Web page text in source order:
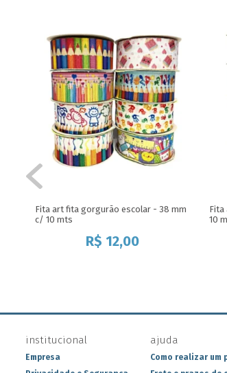
Fita art fita gorgurão escolar - 38 mm
c/ 10 mts
R$ 12,00
Fita
10
institucional
Empresa
ajuda
Como realizar um